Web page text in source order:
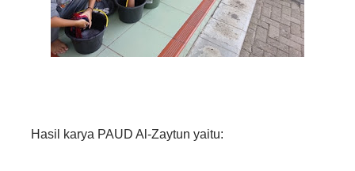
Hasil karya PAUD Al-Zaytun yaitu: